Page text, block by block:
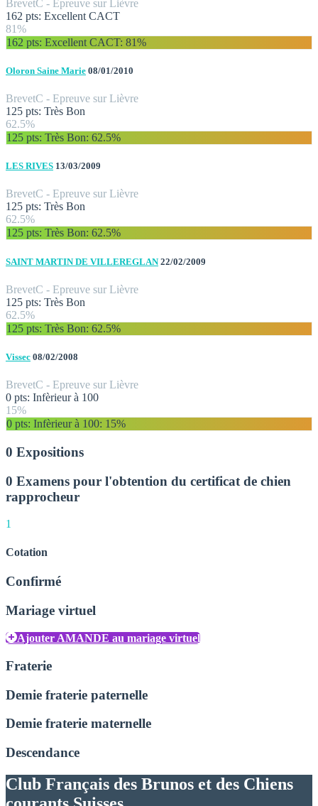
BrevetC - Epreuve sur Lièvre
162 pts: Excellent CACT
81%
162 pts: Excellent CACT: 81%
Oloron Saine Marie 08/01/2010
BrevetC - Epreuve sur Lièvre
125 pts: Très Bon
62.5%
125 pts: Très Bon: 62.5%
LES RIVES 13/03/2009
BrevetC - Epreuve sur Lièvre
125 pts: Très Bon
62.5%
125 pts: Très Bon: 62.5%
SAINT MARTIN DE VILLEREGLAN22/02/2009
BrevetC - Epreuve sur Lièvre
125 pts: Très Bon
62.5%
125 pts: Très Bon: 62.5%
Vissec 08/02/2008
BrevetC - Epreuve sur Lièvre
0 pts: Infèrieur à 100
15%
0 pts: Infèrieur à 100: 15%
0 Expositions
0 Examens pour l'obtention du certificat de chien
rapprocheur
1
Cotation
Confirmé
Mariage virtuel
Ajouter AMANDE au mariage virtuel
Fraterie
Demie fraterie paternelle
Demie fraterie maternelle
Descendance
Club Français des Brunos et des Chiens